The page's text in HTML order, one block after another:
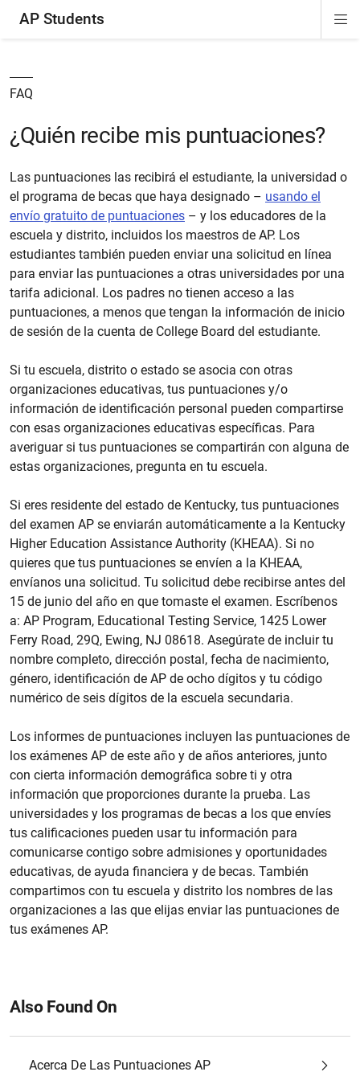
AP Students
FAQ
¿Quién recibe mis puntuaciones?
Las puntuaciones las recibirá el estudiante, la universidad o
el programa de becas que haya designado – usando el
envío gratuito de puntuaciones – y los educadores de la
escuela y distrito, incluidos los maestros de AP. Los
estudiantes también pueden enviar una solicitud en línea
para enviar las puntuaciones a otras universidades por una
tarifa adicional. Los padres no tienen acceso a las
puntuaciones, a menos que tengan la información de inicio
de sesión de la cuenta de College Board del estudiante.
Si tu escuela, distrito o estado se asocia con otras
organizaciones educativas, tus puntuaciones y/o
información de identificación personal pueden compartirse
con esas organizaciones educativas específicas. Para
averiguar si tus puntuaciones se compartirán con alguna de
estas organizaciones, pregunta en tu escuela.
Si eres residente del estado de Kentucky, tus puntuaciones
del examen AP se enviarán automáticamente a la Kentucky
Higher Education Assistance Authority (KHEAA). Si no
quieres que tus puntuaciones se envíen a la KHEAA,
envíanos una solicitud. Tu solicitud debe recibirse antes del
15 de junio del año en que tomaste el examen. Escríbenos
a: AP Program, Educational Testing Service, 1425 Lower
Ferry Road, 29Q, Ewing, NJ 08618. Asegúrate de incluir tu
nombre completo, dirección postal, fecha de nacimiento,
género, identificación de AP de ocho dígitos y tu código
numérico de seis dígitos de la escuela secundaria.
Los informes de puntuaciones incluyen las puntuaciones de
los exámenes AP de este año y de años anteriores, junto
con cierta información demográfica sobre ti y otra
información que proporciones durante la prueba. Las
universidades y los programas de becas a los que envíes
tus calificaciones pueden usar tu información para
comunicarse contigo sobre admisiones y oportunidades
educativas, de ayuda financiera y de becas. También
compartimos con tu escuela y distrito los nombres de las
organizaciones a las que elijas enviar las puntuaciones de
tus exámenes AP.
Also Found On
Acerca De Las Puntuaciones AP